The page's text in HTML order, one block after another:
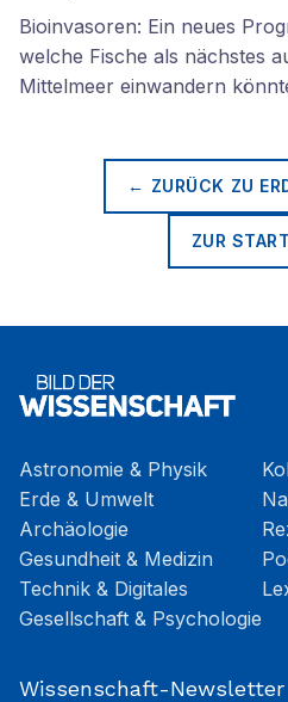
Bioinvasoren: Ein neues
welche Fische als nächstes
Mittelmeer einwandern
← ZURÜCK ZU
ZUR
Astronomie & Physik
Erde & Umwelt
Archäologie
Gesundheit & Medizin
Technik & Digitales
Gesellschaft & Psychologie
Wissenschaft-Newsletter